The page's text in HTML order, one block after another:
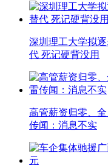
深圳理工大学拟
代 死记硬背没用
高管薪资归零、
传闻：消息不实